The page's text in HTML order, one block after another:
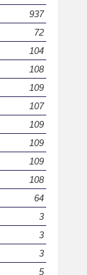
937
72
104
108
109
107
109
109
109
108
64
3
3
3
5